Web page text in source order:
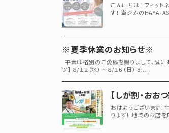
こんにちは！ フィッ
す！ 当ジムのHAYA-
※夏季休業のお知らせ※
平素は格別のご愛顧を賜りまして、誠
ツ】 ８/１２（水）～８/１６（日） 8.....
【しが割・おお
おはようございます
ります！ 地域のお店